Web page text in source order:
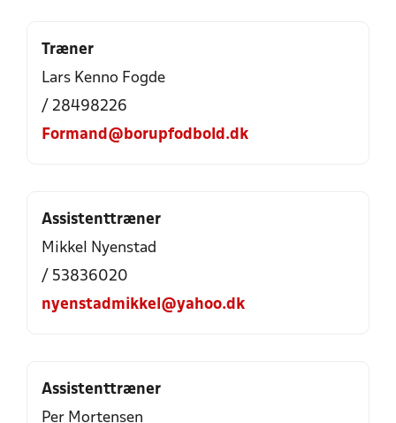
Træner
Lars Kenno Fogde
/ 28498226
Formand@borupfodbold.dk
Assistenttræner
Mikkel Nyenstad
/ 53836020
nyenstadmikkel@yahoo.dk
Assistenttræner
Per Mortensen